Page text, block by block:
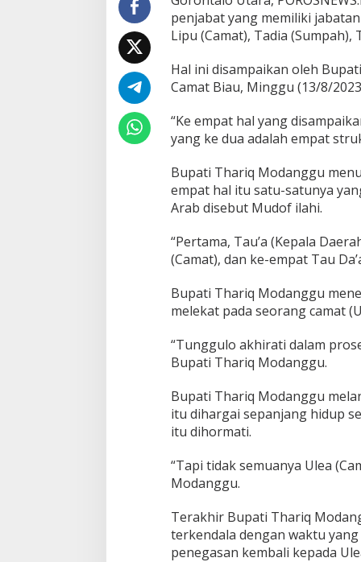
s
A
d
t
M
o
o
O
C
a
t
i
u
penjabat yang memiliki
Lipu (Camat), Tadia (Sumpah),
Hal ini disampaikan oleh
Camat Biau, Minggu (13/8/
“Ke empat hal yang
yang ke dua adalah empat
Bupati Thariq Modanggu
empat hal itu satu-satunya
Arab disebut Mudof ilahi.
“Pertama, Tau’a (Kepala
(Camat), dan ke-empat Tau
Bupati Thariq Modanggu
melekat pada seorang camat
“Tunggulo akhirati dalam
Bupati Thariq Modanggu.
Bupati Thariq Modanggu
itu dihargai sepanjang hidup
itu dihormati.
“Tapi tidak semuanya Ulea
Modanggu.
Terakhir Bupati Thariq
terkendala dengan waktu
penegasan kembali kepada